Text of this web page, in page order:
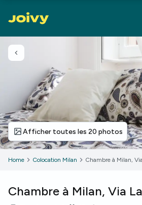
Retour
Afficher toutes les 20 photos
Home Colocation Milan Chambre à Milan,
Chambre à Milan, Via